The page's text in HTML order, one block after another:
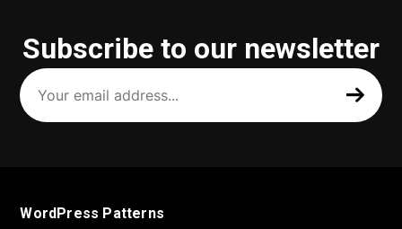
Subscribe to our newsletter
Your
email
address
(Required)
WordPress Patterns